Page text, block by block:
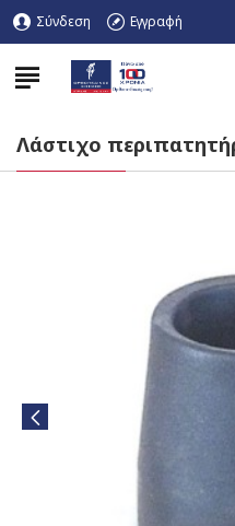
Σύνδεση Εγγραφή
Λάστιχo